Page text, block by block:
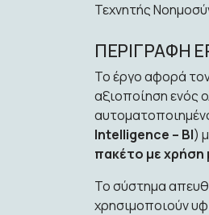
Τεχνητής
ΠΕΡΙΓΡΑΦΗ
Το έργο αφορά
αξιοποίηση ενός
Intelligence – BI)
πακέτο με
Το σύστημα
χρησιμοποιούν